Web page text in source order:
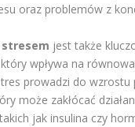
oraz problemów z
stresem jest także
wpływa na
prowadzi do wzrostu
może zakłócać
jak insulina czy